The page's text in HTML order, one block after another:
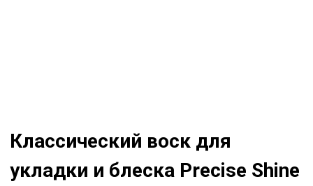
Классический воск для
укладки и блеска Precise Shine